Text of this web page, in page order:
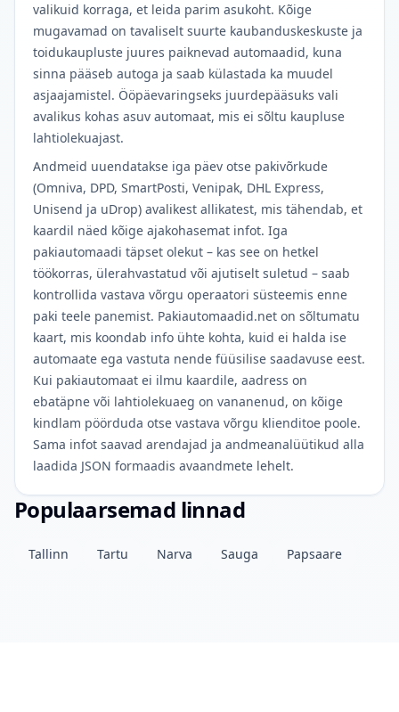
valikuid korraga, et leida parim asukoht. Kõige
mugavamad on tavaliselt suurte kaubanduskeskuste ja
toidukaupluste juures paiknevad automaadid, kuna
sinna pääseb autoga ja saab külastada ka muudel
asjaajamistel. Ööpäevaringseks juurdepääsuks vali
avalikus kohas asuv automaat, mis ei sõltu kaupluse
lahtiolekuajast.
Andmeid uuendatakse iga päev otse pakivõrkude
(Omniva, DPD, SmartPosti, Venipak, DHL Express,
Unisend ja uDrop) avalikest allikatest, mis tähendab, et
kaardil näed kõige ajakohasemat infot. Iga
pakiautomaadi täpset olekut – kas see on hetkel
töökorras, ülerahvastatud või ajutiselt suletud – saab
kontrollida vastava võrgu operaatori süsteemis enne
paki teele panemist. Pakiautomaadid.net on sõltumatu
kaart, mis koondab info ühte kohta, kuid ei halda ise
automaate ega vastuta nende füüsilise saadavuse eest.
Kui pakiautomaat ei ilmu kaardile, aadress on
ebatäpne või lahtiolekuaeg on vananenud, on kõige
kindlam pöörduda otse vastava võrgu klienditoe poole.
Sama infot saavad arendajad ja andmeanalüütikud alla
laadida JSON formaadis avaandmete lehelt.
Populaarsemad linnad
Tallinn Tartu Narva Sauga Papsaare